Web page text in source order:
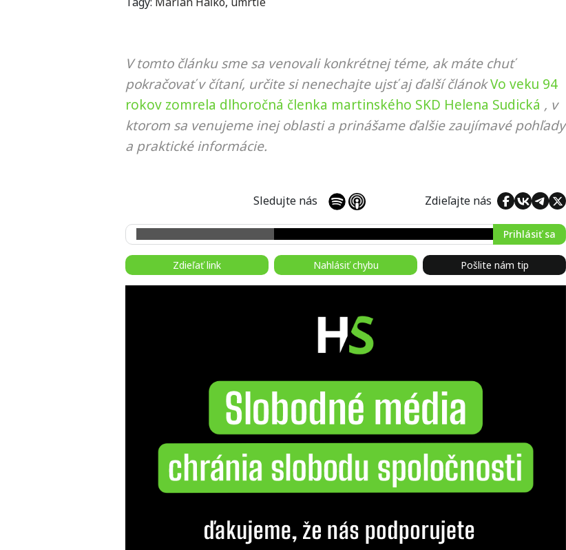
V tomto článku sme sa venovali konkrétnej téme, ak máte chuť
pokračovať v čítaní, určite si nenechajte ujsť aj ďalší článokVo veku 94
rokov zomrela dlhoročná členka martinského SKD Helena Sudická , v
ktorom sa venujeme inej oblasti a prinášame ďalšie zaujímavé pohľady
a praktické informácie.
Sledujte nás Zdieľajte nás
Prihlásiť sa
Zdieľať link Nahlásiť chybu Pošlite nám tip